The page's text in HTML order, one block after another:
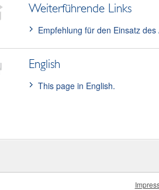
Weiterführende Links
Empfehlung für den Einsatz
English
This page in English.